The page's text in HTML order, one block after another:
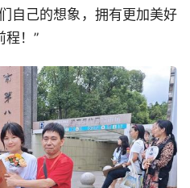
自己的想象，拥有更加美好
程！”